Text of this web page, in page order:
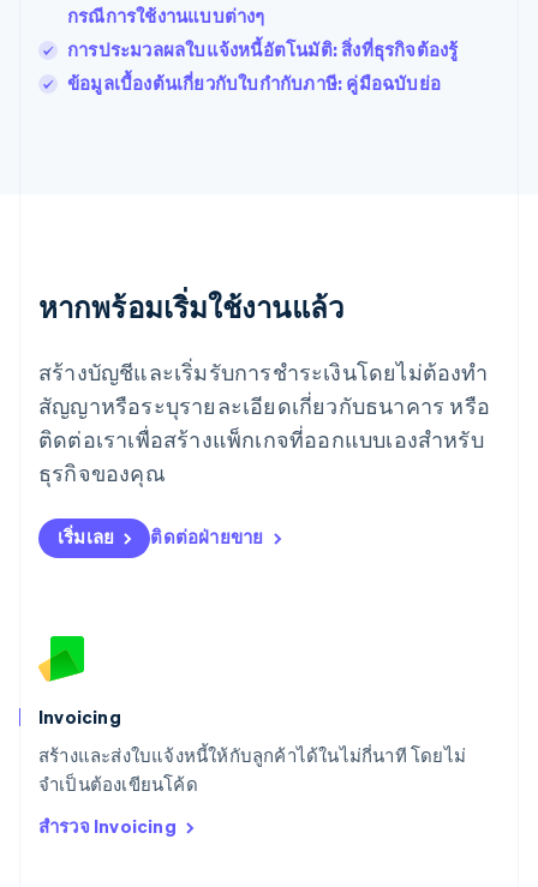
กรณีการใช้งานแบบต่างๆ
การประมวลผลใบแจ้งหนี้อัตโนมัติ: สิ่งที่ธุรกิจต้องรู้
ข้อมูลเบื้องต้นเกี่ยวกับใบกํากับภาษี: คู่มือฉบับย่อ
หากพร้อมเริ่มใช้งานแล้ว
สร้างบัญชีและเริ่มรับการชำระเงินโดยไม่ต้องทำ
สัญญาหรือระบุรายละเอียดเกี่ยวกับธนาคาร หรือ
ติดต่อเราเพื่อสร้างแพ็กเกจที่ออกแบบเองสำหรับ
ธุรกิจของคุณ
เริ่มเลย ติดต่อฝ่ายขาย
Invoicing
สร้างและส่งใบแจ้งหนี้ให้กับลูกค้าได้ในไม่กี่นาที โดยไม่
จำเป็นต้องเขียนโค้ด
สำรวจ Invoicing
มอลตา
English
มาเลเซีย
English
English
ลักเซมเบิร์ก
ลัตเวีย
English
ลิกเตนสไตน์
DeutschEnglish
ลิทัวเนีย
สเปน
EspañolEnglish
สโลวาเกีย
English
สวิตเซอร์แลนด์
สวีเดน
Svenska
สหรัฐอเมริกา
EnglishEspañol简体中文
English